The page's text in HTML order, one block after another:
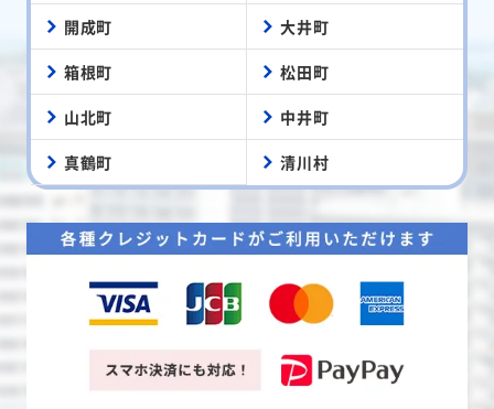
開成町 大井町
箱根町 松田町
山北町 中井町
真鶴町 清川村